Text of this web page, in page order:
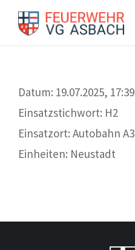
Datum: 19.07.2025, 17:39
Einsatzstichwort: H2
Einsatzort: Autobahn A3
Einheiten: Neustadt